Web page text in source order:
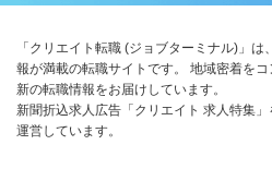
「クリエイト転職 (ジョブターミナル)」
報が満載の転職サイトです。 地域密着を
新の転職情報をお届けしています。
新聞折込求人広告「クリエイト 求人特集
運営しています。